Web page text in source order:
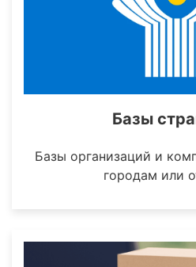
Базы
Базы организаций и
городам или